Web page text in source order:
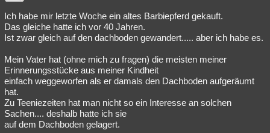
Ich habe mir letzte Woche ein altes Barbiepferd gekauft.
Das gleiche hatte ich vor 40 Jahren.
Ist zwar gleich auf den dachboden gewandert..... aber ich habe es.
Mein Vater hat (ohne mich zu fragen) die meisten meiner
Erinnerungsstücke aus meiner Kindheit
einfach weggeworfen als er damals den Dachboden aufgeräumt
hat.
Zu Teeniezeiten hat man nicht so ein Interesse an solchen
Sachen.... deshalb hatte ich sie
auf dem Dachboden gelagert.